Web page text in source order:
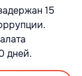
15
дней.